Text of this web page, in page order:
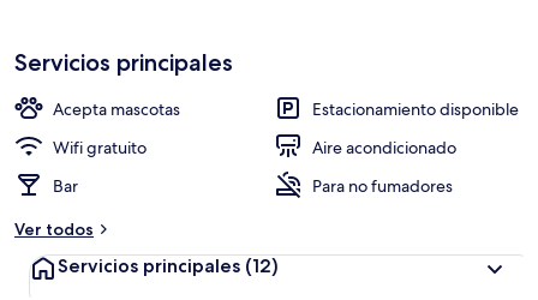
Servicios principales
Acepta mascotas
Estacionamiento disponible
Wifi gratuito
Aire acondicionado
Bar
Para no fumadores
Ver todos
Servicios principales (12)